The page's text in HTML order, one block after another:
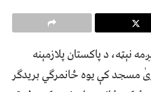
نېټه، د پاکستان پلازمېنه
مسجد کې یوه ځانمرګي بریدګر